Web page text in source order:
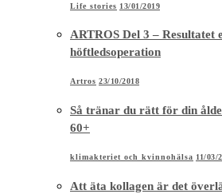
Life stories 13/01/2019
ARTROS Del 3 – Resultatet
höftledsoperation
Artros 23/10/2018
Så tränar du rätt för din
60+
klimakteriet och kvinnohälsa 11/03/
Att äta kollagen är det